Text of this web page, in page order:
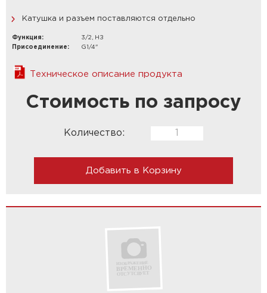
Катушка и разъем поставляются отдельно
Функция:
3/2, НЗ
Присоединение:
G1/4"
Техническое описание продукта
Стоимость по запросу
Количество:
Добавить в Корзину